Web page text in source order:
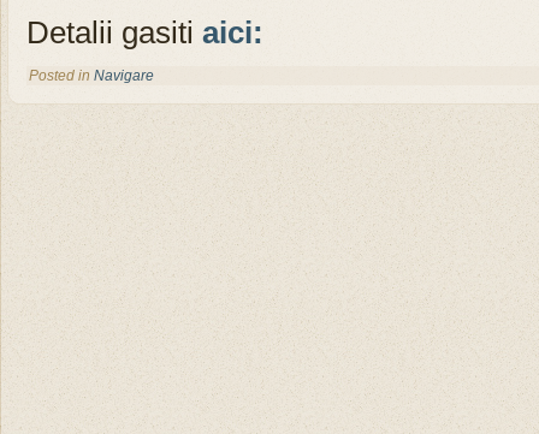
Detalii gasiti aici:
Posted in Navigare